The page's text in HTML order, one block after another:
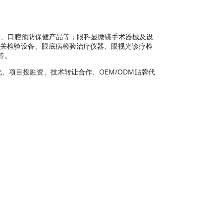
口腔预防保健产品等；眼科显微镜手术器械及设
检验设备、眼底病检验治疗仪器、眼视光诊疗检
项目投融资、技术转让合作、OEM/ODM贴牌代